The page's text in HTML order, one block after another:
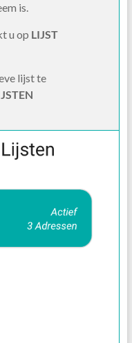
is.
u op LIJST
lijst te